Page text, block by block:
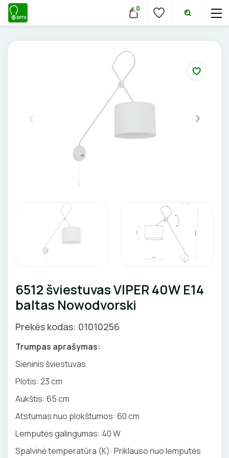
VIDAUS ŠVIESTUVAI
Lubiniai šviestuvai
Pakabinami šviestuvai
Sieniniai šviestuvai
Įmontuojami šviestuvai
Pastatomi šviestuvai
Aukštų patalpų šviestuvai
Pirties apšvietimas
LAUKO ŠVIESTUVAI
Lubiniai šviestuvai
Pakabinami šviestuvai
Sieniniai šviestuvai
Pastatomi šviestuvai, stulpeliai
Įmontuojami šviestuvai
Šviestuvai nuo judesio
Gatvių, parkų šviestuvai
APŠVIETIMO SISTEMOS
LED juostų profiliai, priedai
LED juostos
Bėginės apšvietimo sistemos
Specialios paskirties lempos
Maitinimo šaltiniai
Valdikliai, pulteliai
Judesio davikliai
JUNGIKLIAI, KIŠTUKINIAI LIZDAI
MONTAŽINĖS DĖŽUTĖS
VAMZDŽIAI, GOFROS
ĮKROVIMO SPRENDIMAI
Įkrovimo stotelės
Įkrovimo kabeliai
AUTOMATINIAI JUNGIKLIAI
ATSUKTUVAI
0
6512 šviestuvas VIPER 40W E14
baltas Nowodvorski
Prekės kodas: 01010256
Trumpas aprašymas:
Sieninis šviestuvas
Plotis: 23 cm
Aukštis: 65 cm
Atstumas nuo plokštumos: 60 cm
Lemputės galingumas: 40 W
Spalvinė temperatūra (K): Priklauso nuo lemputės